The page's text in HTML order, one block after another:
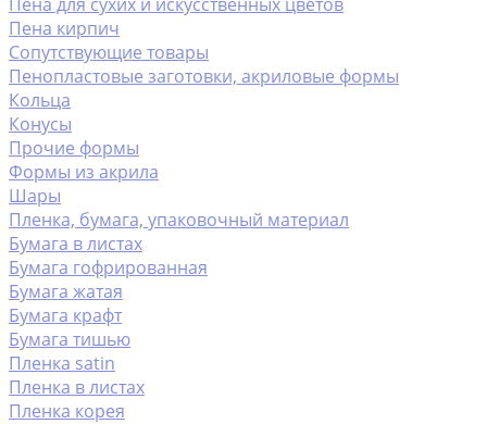
Пена кирпич
Сопутствующие товары
Пенопластовые заготовки, акриловые формы
Кольца
Конусы
Прочие формы
Формы из акрила
Шары
Пленка, бумага, упаковочный материал
Бумага в листах
Бумага гофрированная
Бумага жатая
Бумага крафт
Бумага тишью
Пленка satin
Пленка в листах
Пленка корея